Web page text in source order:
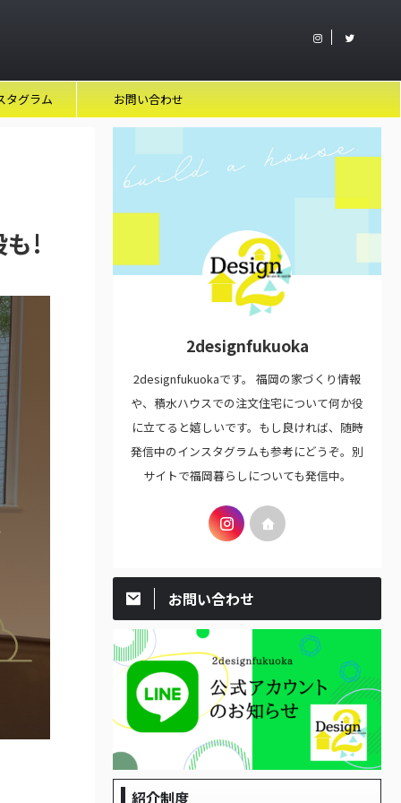
タグラム お問い合わせ
も!
2designfukuoka
2designfukuokaです。 福岡の家づくり情報
や、積水ハウスでの注文住宅について何か役
に立てると嬉しいです。もし良ければ、随時
発信中のインスタグラムも参考にどうぞ。別
サイトで福岡暮らしについても発信中。
お問い合わせ
紹介制度